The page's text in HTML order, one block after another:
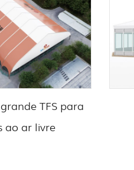
TFS para
ao ar livre